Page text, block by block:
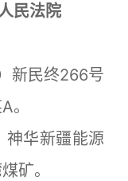
民法院
民终266号
华新疆能源
矿。